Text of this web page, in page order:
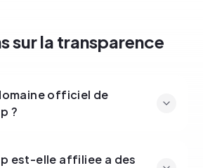
sur la transparence
officiel de
?
est-elle affiliee a des